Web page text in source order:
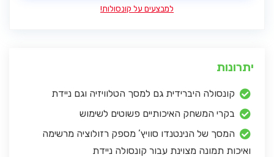
למבצעים על קונסולות!
יתרונות
קונסולה היברידית גם למסך הטלוויזיה וגם ניידת
בקרי המשחק האיכותיים פשוטים לשימוש
המסך של הנינטנדו סוויץ’ מספק רזולוציה מרשימה
ואיכות תמונה מצוינת עבור קונסולה ניידת